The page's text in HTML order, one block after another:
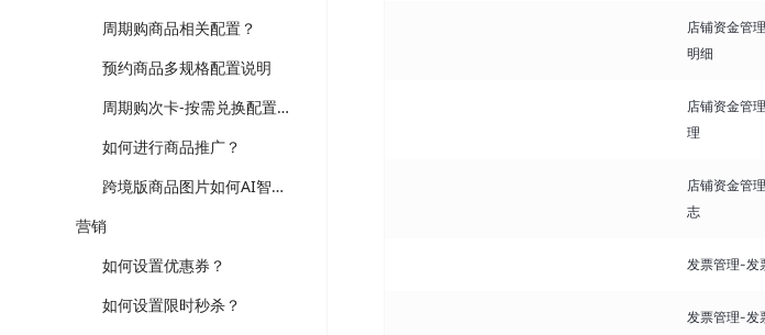
周期购商品相关配置？
预约商品多规格配置说明
周期购次卡-按需兑换配置说明
如何进行商品推广？
跨境版商品图片如何AI智能处理？
营销
如何设置优惠券？
如何设置限时秒杀？
店铺资金管
明细
店铺资金管
理
店铺资金管
志
发票管理-发
发票管理-发